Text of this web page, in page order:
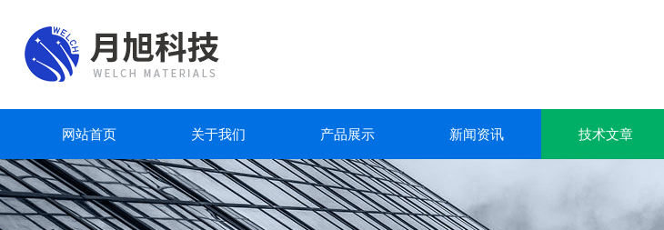
网站首页 关于我们 产品展示 新闻资讯 技术文章